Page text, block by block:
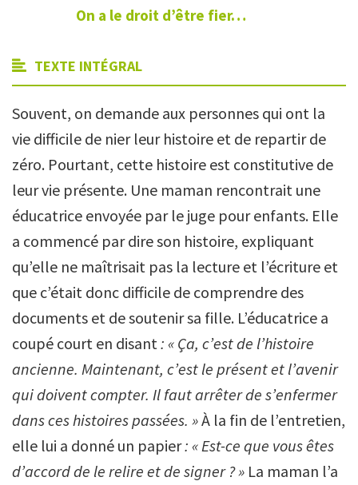
On a le droit d’être fier…
TEXTE INTÉGRAL
Souvent, on demande aux personnes qui ont la
vie difficile de nier leur histoire et de repartir de
zéro. Pourtant, cette histoire est constitutive de
leur vie présente. Une maman rencontrait une
éducatrice envoyée par le juge pour enfants. Elle
a commencé par dire son histoire, expliquant
qu’elle ne maîtrisait pas la lecture et l’écriture et
que c’était donc difficile de comprendre des
documents et de soutenir sa fille. L’éducatrice a
coupé court en disant : « Ça, c’est de l’histoire
ancienne. Maintenant, c’est le présent et l’avenir
qui doivent compter. Il faut arrêter de s’enfermer
dans ces histoires passées. »À la fin de l’entretien,
elle lui a donné un papier: « Est-ce que vous êtes
d’accord de le relire et de signer ? » La maman l’a